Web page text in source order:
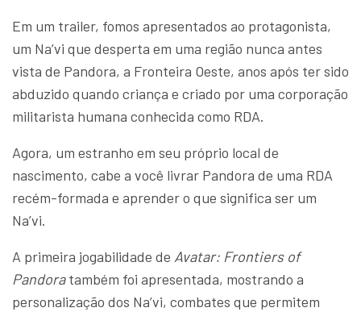
Em um trailer, fomos apresentados ao protagonista,
um Na’vi que desperta em uma região nunca antes
vista de Pandora, a Fronteira Oeste, anos após ter sido
abduzido quando criança e criado por uma corporação
militarista humana conhecida como RDA.
Agora, um estranho em seu próprio local de
nascimento, cabe a você livrar Pandora de uma RDA
recém-formada e aprender o que significa ser um
Na’vi.
A primeira jogabilidade de Avatar: Frontiers of
Pandoratambém foi apresentada, mostrando a
personalização dos Na’vi, combates que permitem